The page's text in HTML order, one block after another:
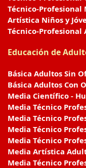
Técnico-
Artística Niños y
Técnico-Profesional
Educación de
Básica Adultos Sin
Básica Adultos Con
Media Científico -
Media Técnico
Media Técnico
Media Técnico
Media Técnico
Media Artística
Media Técnico